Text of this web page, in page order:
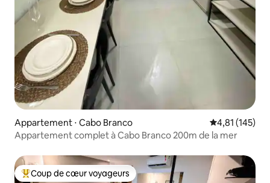
Appartement ⋅ Cabo Branco Évaluation
4,81 (145)
Appartement complet à Cabo Branco 200m de la mer
Coups de cœur voyageurs les plus appréciés
Coup de cœur voyageurs